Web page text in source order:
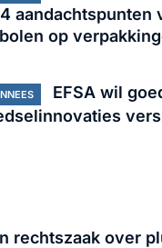
4 aandachtspunten
op
EFSA wil
rechtszaak over